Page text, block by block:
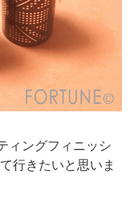
ィングフィニッシ
行きたいと思いま